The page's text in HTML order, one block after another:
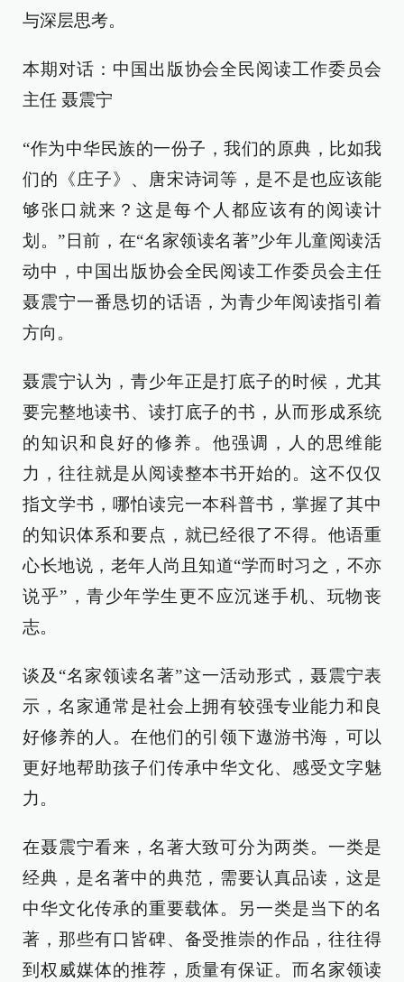
与深层思考。
本期对话：中国出版协会全民阅读工作委员会
主任 聂震宁
“作为中华民族的一份子，我们的原典，比如我
们的《庄子》、唐宋诗词等，是不是也应该能
够张口就来？这是每个人都应该有的阅读计
划。”日前，在“名家领读名著”少年儿童阅读活
动中，中国出版协会全民阅读工作委员会主任
聂震宁一番恳切的话语，为青少年阅读指引着
方向。
聂震宁认为，青少年正是打底子的时候，尤其
要完整地读书、读打底子的书，从而形成系统
的知识和良好的修养。他强调，人的思维能
力，往往就是从阅读整本书开始的。这不仅仅
指文学书，哪怕读完一本科普书，掌握了其中
的知识体系和要点，就已经很了不得。他语重
心长地说，老年人尚且知道“学而时习之，不亦
说乎”，青少年学生更不应沉迷手机、玩物丧
志。
谈及“名家领读名著”这一活动形式，聂震宁表
示，名家通常是社会上拥有较强专业能力和良
好修养的人。在他们的引领下遨游书海，可以
更好地帮助孩子们传承中华文化、感受文字魅
力。
在聂震宁看来，名著大致可分为两类。一类是
经典，是名著中的典范，需要认真品读，这是
中华文化传承的重要载体。另一类是当下的名
著，那些有口皆碑、备受推崇的作品，往往得
到权威媒体的推荐，质量有保证。而名家领读